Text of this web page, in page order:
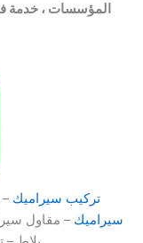
المؤسسات ، خدمة
تركيب سيراميك –
سيراميك – مقاول